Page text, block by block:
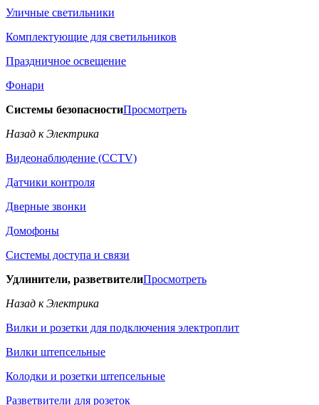
Уличные светильники
Комплектующие для светильников
Праздничное освещение
Фонари
Системы безопасностиПросмотреть
Назад к Электрика
Видеонаблюдение (CCTV)
Датчики контроля
Дверные звонки
Домофоны
Системы доступа и связи
Удлинители, разветвителиПросмотреть
Назад к Электрика
Вилки и розетки для подключения электроплит
Вилки штепсельные
Колодки и розетки штепсельные
Разветвители для розеток